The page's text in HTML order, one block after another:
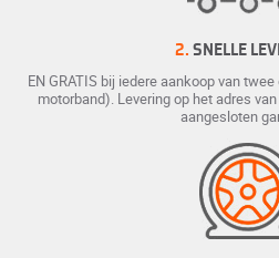
2. SNELLE
EN GRATIS bij iedere aankoop van
motorband). Levering op het adres
aangesloten